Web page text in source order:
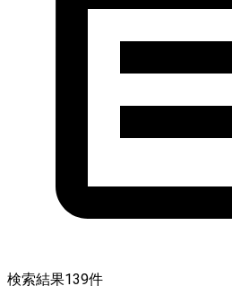
検索結果139件